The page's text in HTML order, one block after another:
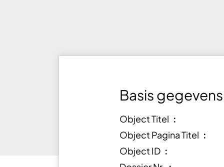
Basis gegevens
Object Titel ︰
Object Pagina Titel ︰
Object ID ︰